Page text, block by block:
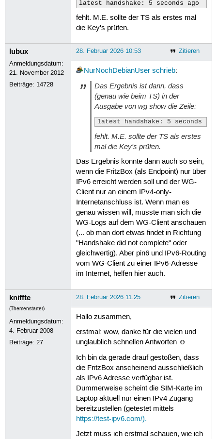
latest handshake: 5 seconds ago
fehlt. M.E. sollte der TS als erstes mal
die Key's prüfen.
lubux
Anmeldungsdatum:
21. November 2012
Beiträge: 14728
Zitieren
28. Februar 2026 10:53
NurNochDebianUser schrieb:
Das Ergebnis ist dann, dass
(genau wie beim TS) in der
Ausgabe von wg show die Zeile:
latest handshake: 5 seconds ago
fehlt. M.E. sollte der TS als erstes
mal die Key's prüfen.
Das Ergebnis könnte dann auch so sein,
wenn die FritzBox (als Endpoint) nur über
IPv6 erreicht werden soll und der WG-
Client nur an einem IPv4-only-
Internetanschluss ist. Wenn man es
genau wissen will, müsste man sich die
WG-Logs auf dem WG-Client anschauen
(... ob man dort etwas findet in Richtung
"Handshake did not complete" oder
gleichwertig). Aber pin6 und IPv6-Routing
vom WG-Client zu einer IPv6-Adresse
im Internet, helfen hier auch.
kniffte
(Themenstarter)
Anmeldungsdatum:
4. Februar 2008
Beiträge:27
Zitieren
28. Februar 2026 11:25
Hallo zusammen,
erstmal: wow, danke für die vielen und
unglaublich schnellen Antworten ☺
Ich bin da gerade drauf gestoßen, dass
die FritzBox anscheinend ausschließlich
als IPv6 Adresse verfügbar ist.
Dummerweise scheint die SIM-Karte im
Laptop aktuell nur einen IPv4 Zugang
bereitzustellen (getestet mittels
https://test-ipv6.com/).
Jetzt muss ich erstmal schauen, wie ich